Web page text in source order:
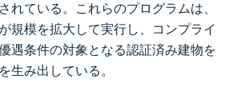
れている。これらのプログラムは、
規模を拡大して実行し、コンプライ
遇条件の対象となる認証済み建物を
生み出している。